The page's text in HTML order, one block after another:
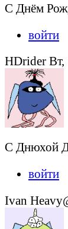
С Днём
войти
HDrider Вт,
С Днюхой
войти
Ivan